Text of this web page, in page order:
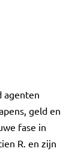
agenten
geld en
fase in
R. en zijn